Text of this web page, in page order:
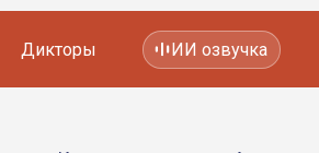
Дикторы ИИ озвучка